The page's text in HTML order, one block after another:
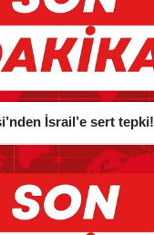
İsrail’e sert tepki!